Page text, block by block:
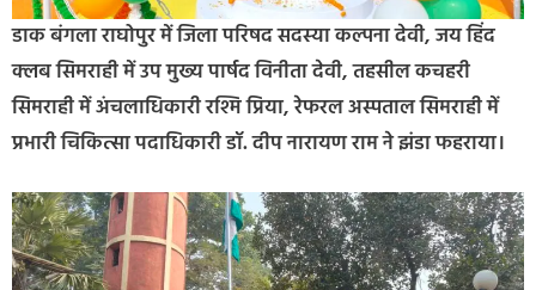
डाक बंगला राघोपुर में जिला परिषद सदस्या कल्पना देवी, जय हिंद
क्लब सिमराही में उप मुख्य पार्षद विनीता देवी, तहसील कचहरी
सिमराही में अंचलाधिकारी रश्मि प्रिया, रेफरल अस्पताल सिमराही में
प्रभारी चिकित्सा पदाधिकारी डॉ. दीप नारायण राम ने झंडा फहराया।